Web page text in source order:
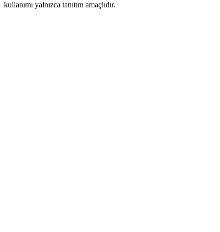
kullanımı yalnızca tanıtım amaçlıdır.